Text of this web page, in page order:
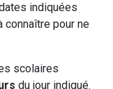
indiquées
connaître pour ne
scolaires
du jour indiqué.